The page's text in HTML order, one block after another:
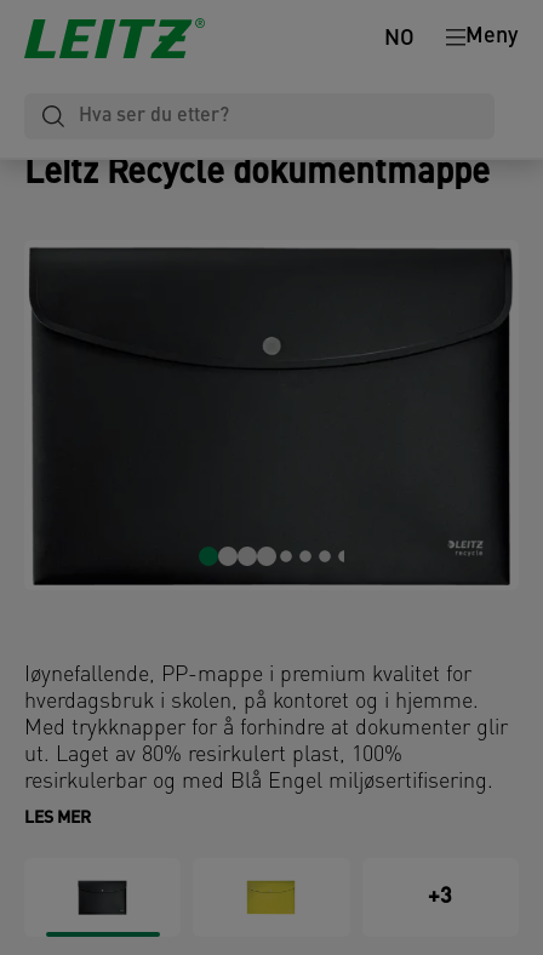
Meny
NO
Leitz Recycle dokumentmappe
Iøynefallende, PP-mappe i premium kvalitet for
hverdagsbruk i skolen, på kontoret og i hjemme.
Med trykknapper for å forhindre at dokumenter glir
ut. Laget av 80% resirkulert plast, 100%
resirkulerbar og med Blå Engel miljøsertifisering.
Denne robuste og praktiske mappen kompletterer
miljøvennlig rekvisita som passer hjemme og på
kontoret. Med den nye miljøvennlige Recycle-serien
fra Leitz kan du både forbedre kontormiljøet - og
LES MER
+3